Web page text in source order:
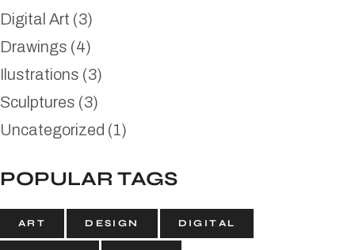
Digital Art (3)
Drawings (4)
Ilustrations (3)
Sculptures (3)
Uncategorized (1)
POPULAR TAGS
ART DESIGN DIGITAL